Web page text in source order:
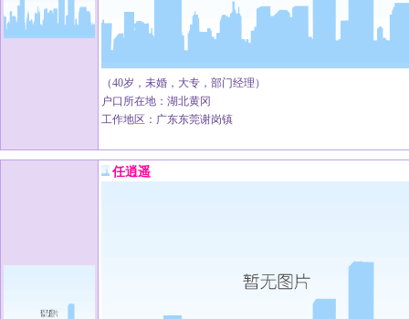
（40岁，未婚，大专，部门经理）
户口所在地：湖北黄冈
工作地区：广东东莞谢岗镇
任逍遥